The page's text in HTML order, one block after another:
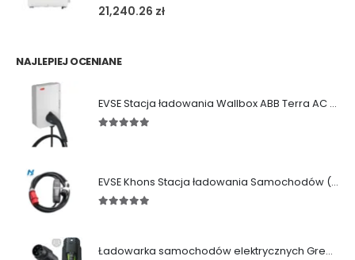
0out of 5
21,240.26 zł
NAJLEPIEJ OCENIANE
EVSE Stacja ładowania Wallbox ABB Terra AC (11/22 kW|Gniazdo|Kabel)
EVSE Khons Stacja ładowania Samochodów (11kW|Typ2|RCD B)
Ładowarka samochodów elektrycznych Green Cell Habu (11kW | Type 2 | 7m)